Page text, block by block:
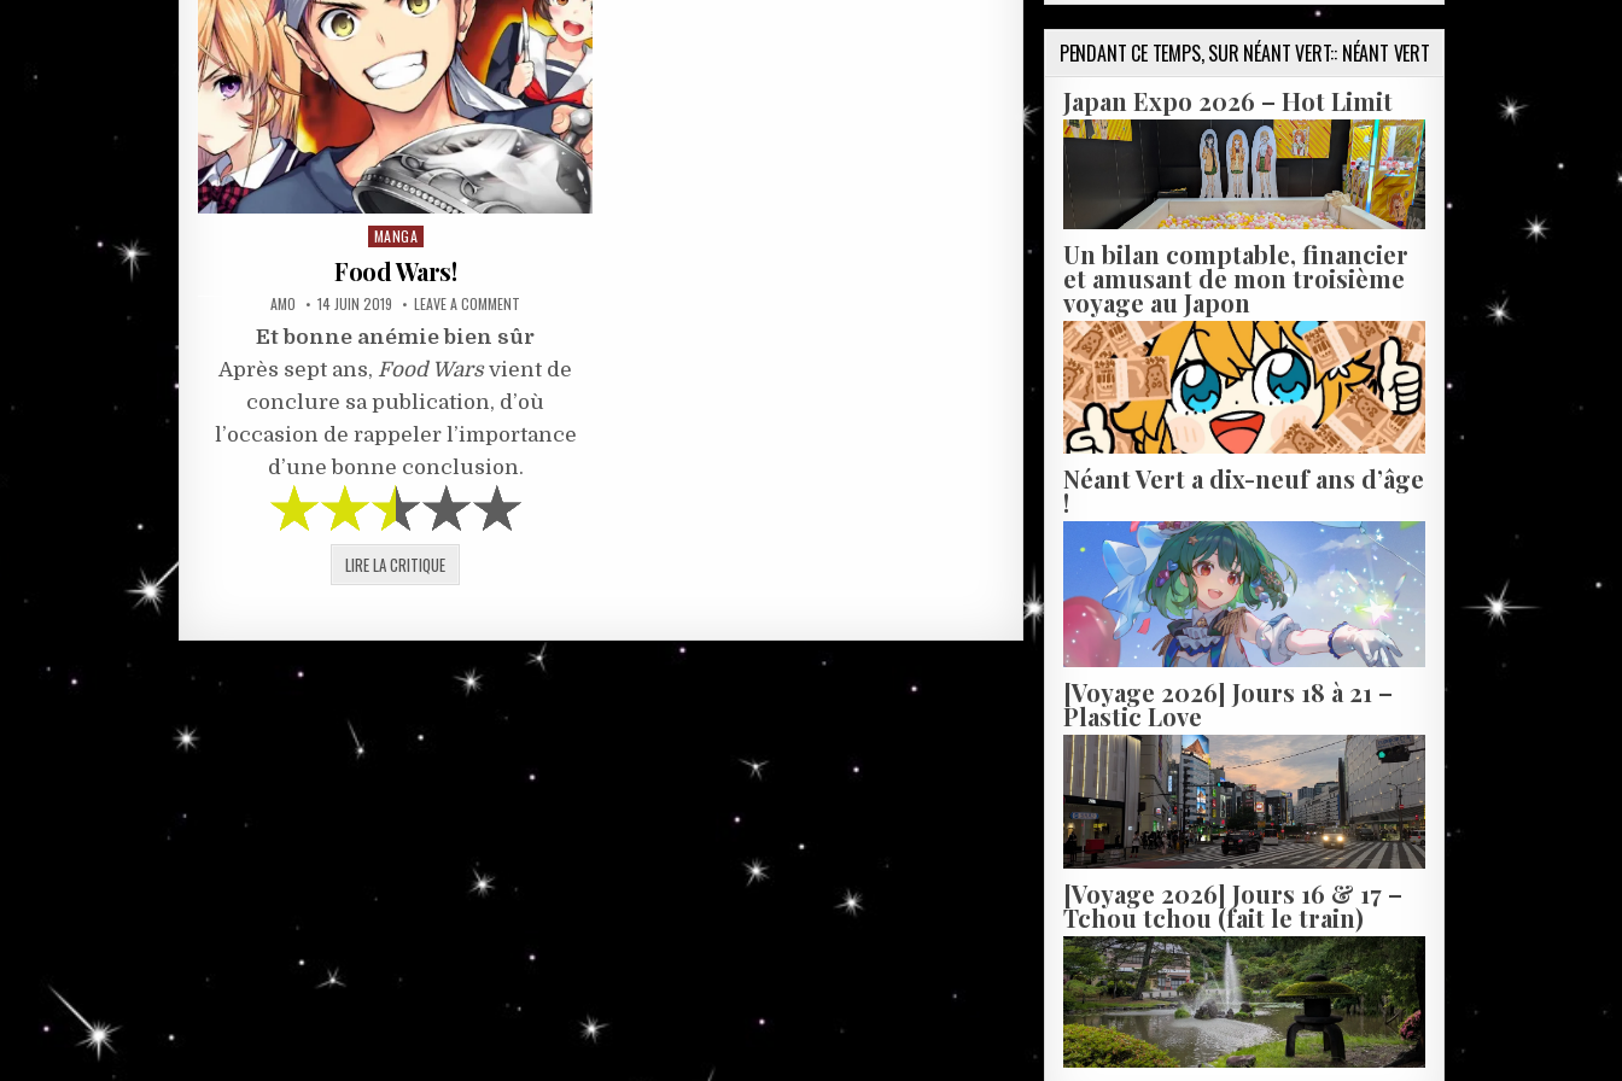
Posted
MANGA
Food Wars!
AUTHOR:
AMO PUBLISHED
DATE:
14 JUIN 2019 LEAVE A COMMENT
WARS!
Et bonne anémie bien sûr
Après sept ans, Food Warsvient de
conclure sa publication, d’où
l’occasion de rappeler l’importance
d’une bonne conclusion.
LIRE LA CRITIQUEFOOD
WARS!
PENDANT CE TEMPS, SUR NÉANT VERT:: NÉANT VERT
Japan Expo 2026 – Hot Limit
Un bilan comptable, financier
et amusant de mon troisième
voyage au Japon
Néant Vert a dix-neuf ans d’âge
!
[Voyage 2026] Jours 18 à 21 –
Plastic Love
[Voyage 2026] Jours 16 & 17 –
Tchou tchou (fait le train)